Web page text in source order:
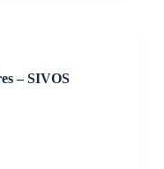
– SIVOS